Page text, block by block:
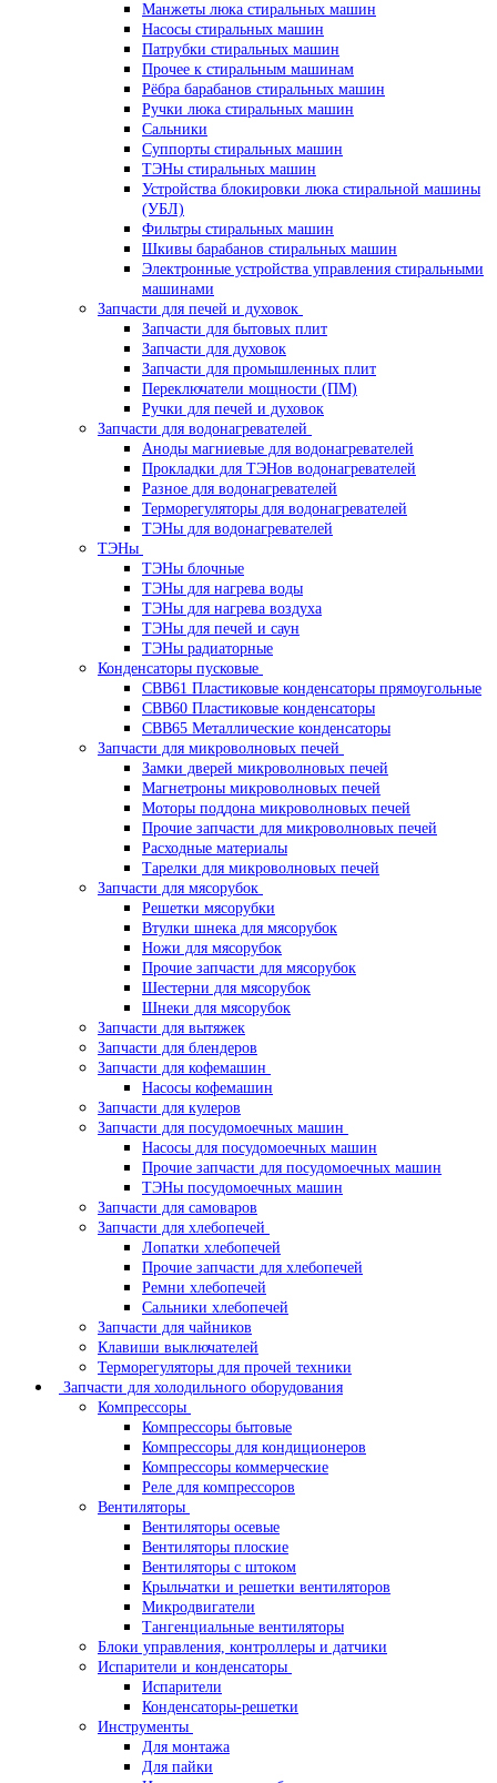
Манжеты люка стиральных машин
Насосы стиральных машин
Патрубки стиральных машин
Прочее к стиральным машинам
Рёбра барабанов стиральных машин
Ручки люка стиральных машин
Сальники
Суппорты стиральных машин
ТЭНы стиральных машин
Устройства блокировки люка стиральной машины
(УБЛ)
Фильтры стиральных машин
Шкивы барабанов стиральных машин
Электронные устройства управления стиральными
машинами
Запчасти для печей и духовок
Запчасти для бытовых плит
Запчасти для духовок
Запчасти для промышленных плит
Переключатели мощности (ПМ)
Ручки для печей и духовок
Запчасти для водонагревателей
Аноды магниевые для водонагревателей
Прокладки для ТЭНов водонагревателей
Разное для водонагревателей
Терморегуляторы для водонагревателей
ТЭНы для водонагревателей
ТЭНы
ТЭНы блочные
ТЭНы для нагрева воды
ТЭНы для нагрева воздуха
ТЭНы для печей и саун
ТЭНы радиаторные
Конденсаторы пусковые
CBB61 Пластиковые конденсаторы прямоугольные
CBB60 Пластиковые конденсаторы
CBB65 Металлические конденсаторы
Запчасти для микроволновых печей
Замки дверей микроволновых печей
Магнетроны микроволновых печей
Моторы поддона микроволновых печей
Прочие запчасти для микроволновых печей
Расходные материалы
Тарелки для микроволновых печей
Запчасти для мясорубок
Решетки мясорубки
Втулки шнека для мясорубок
Ножи для мясорубок
Прочие запчасти для мясорубок
Шестерни для мясорубок
Шнеки для мясорубок
Запчасти для вытяжек
Запчасти для блендеров
Запчасти для кофемашин
Насосы кофемашин
Запчасти для кулеров
Запчасти для посудомоечных машин
Насосы для посудомоечных машин
Прочие запчасти для посудомоечных машин
ТЭНы посудомоечных машин
Запчасти для самоваров
Запчасти для хлебопечей
Лопатки хлебопечей
Прочие запчасти для хлебопечей
Ремни хлебопечей
Сальники хлебопечей
Запчасти для чайников
Клавиши выключателей
Терморегуляторы для прочей техники
Запчасти для холодильного оборудования
Компрессоры
Компрессоры бытовые
Компрессоры для кондиционеров
Компрессоры коммерческие
Реле для компрессоров
Вентиляторы
Вентиляторы осевые
Вентиляторы плоские
Вентиляторы с штоком
Крыльчатки и решетки вентиляторов
Микродвигатели
Тангенциальные вентиляторы
Блоки управления, контроллеры и датчики
Испарители и конденсаторы
Испарители
Конденсаторы-решетки
Инструменты
Для монтажа
Для пайки